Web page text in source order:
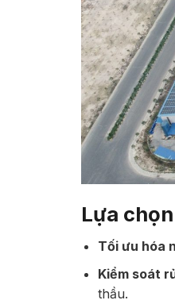
Lựa
Tối ưu hóa
Kiểm soát
thầu.